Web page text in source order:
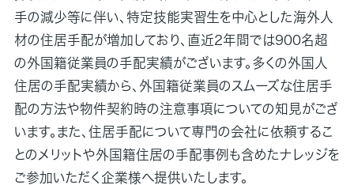
手の減少等に伴い、特定技能実習生を中心とした海外人
材の住居手配が増加しており、直近2年間では900名超
の外国籍従業員の手配実績がございます。多くの外国人
住居の手配実績から、外国籍従業員のスムーズな住居手
配の方法や物件契約時の注意事項についての知見がござ
います。また、住居手配について専門の会社に依頼するこ
とのメリットや外国籍住居の手配事例も含めたナレッジを
ご参加いただく企業様へ提供いたします。